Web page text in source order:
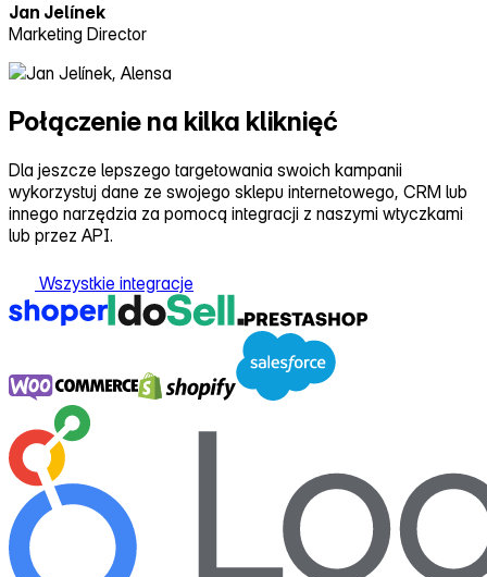
Jan Jelínek
Marketing Director
Połączenie na kilka kliknięć
Dla jeszcze lepszego targetowania swoich kampanii
wykorzystuj dane ze swojego sklepu internetowego, CRM lub
innego narzędzia za pomocą integracji z naszymi wtyczkami
lub przez API.
Wszystkie integracje